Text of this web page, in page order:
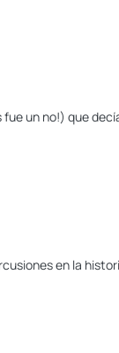
un no!) que
en la